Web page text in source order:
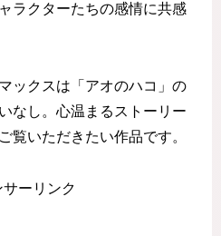
ラクターたちの感情に共感
ックスは「アオのハコ」の
なし。心温まるストーリー
覧いただきたい作品です。
サーリンク